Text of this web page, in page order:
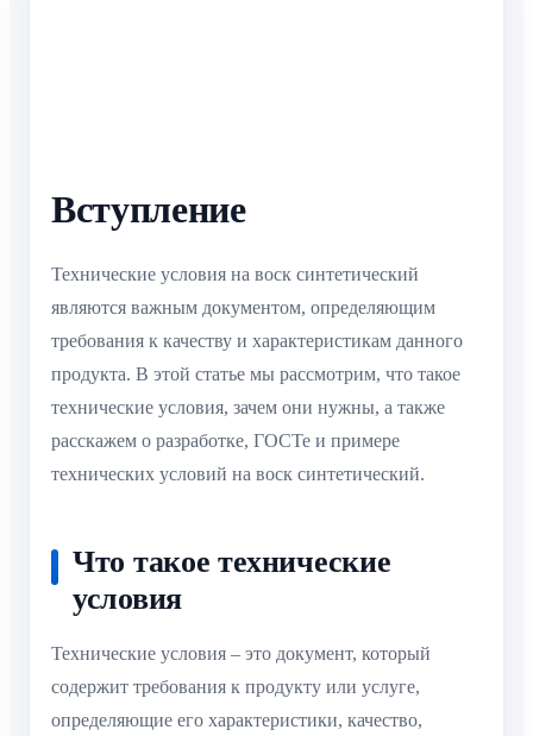
Вступление
Технические условия на воск синтетический
являются важным документом, определяющим
требования к качеству и характеристикам данного
продукта. В этой статье мы рассмотрим, что такое
технические условия, зачем они нужны, а также
расскажем о разработке, ГОСТе и примере
технических условий на воск синтетический.
Что такое технические
условия
Технические условия – это документ, который
содержит требования к продукту или услуге,
определяющие его характеристики, качество,